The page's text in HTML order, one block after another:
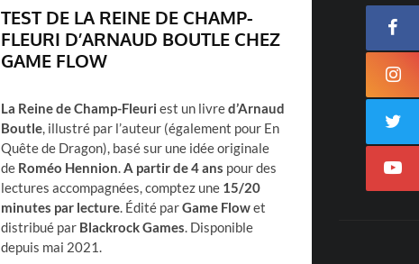
TEST DE LA REINE DE CHAMP-
FLEURI D’ARNAUD BOUTLE CHEZ
GAME FLOW
La Reine de Champ-Fleuri est un livred’Arnaud
Boutle, illustré par l’auteur (également pour En
Quête de Dragon), basé sur une idée originale
de Roméo Hennion.A partir de 4 ans pour des
lectures accompagnées, comptez une 15/20
minutes par lecture. Édité parGame Flowet
distribué par Blackrock Games. Disponible
depuis mai 2021.